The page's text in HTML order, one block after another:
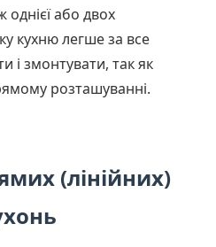
або двох
кухню легше за все
і змонтувати, так як
розташуванні.
(лінійних)